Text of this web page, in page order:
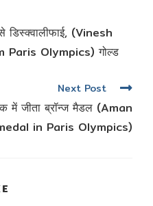
डिस्क्वालीफाई, (Vinesh
Olympics) गोल्ड
Next Post
में जीता ब्रॉन्ज मैडल (Aman
in Paris Olympics)